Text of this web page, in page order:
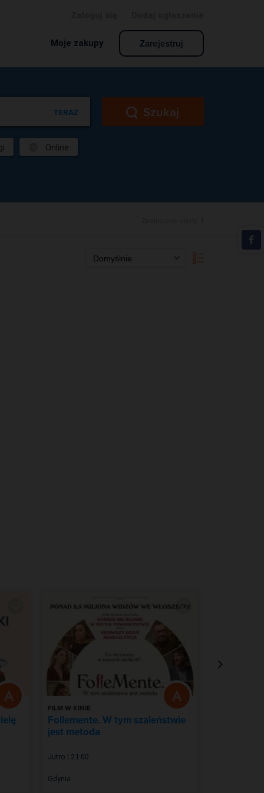
Moje zakupy Zarejestruj
TERAZ Szukaj
Online
Domyślnie
FILM W KINIE
Follemente. W tym szaleństwie
jest metoda
Jutro | 21:00
Gdynia